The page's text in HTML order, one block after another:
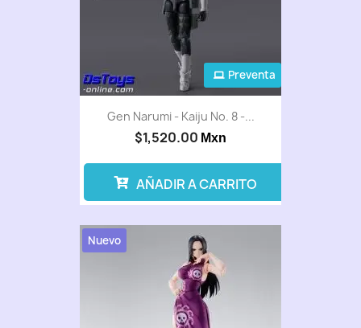
Gen Narumi - Kaiju No. 8 -...
$1,520.00 Mxn
Preventa
AÑADIR A CARRITO
Nuevo